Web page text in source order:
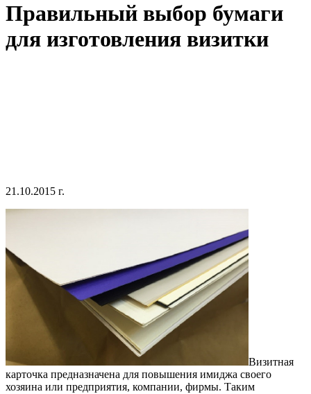
Правильный выбор бумаги
для изготовления визитки
21.10.2015 г.
Визитная
карточка предназначена для повышения имиджа своего
хозяина или предприятия, компании, фирмы. Таким